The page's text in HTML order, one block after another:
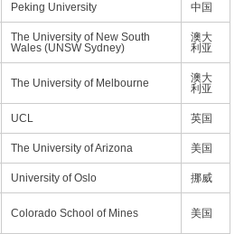
Peking University 中国
The University of New South
Wales (UNSW Sydney)
澳大
利亚
The University of Melbourne
澳大
利亚
UCL 英国
The University of Arizona 美国
University of Oslo 挪威
Colorado School of Mines 美国